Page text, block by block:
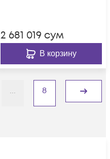
2 681 019 сум
В корзину
... 8
Дальше